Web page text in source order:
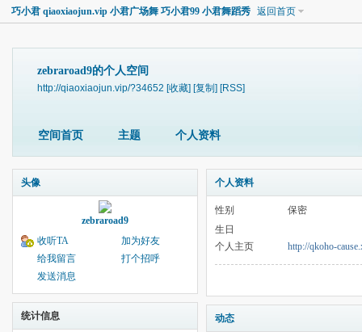
巧小君 qiaoxiaojun.vip 小君广场舞 巧小君99 小君舞蹈秀 返回首页
zebraroad9的个人空间
http://qiaoxiaojun.vip/?34652 [收藏] [复制] [RSS]
空间首页 主题 个人资料
头像
zebraroad9
收听TA
加为好友
给我留言
打个招呼
发送消息
统计信息
个人资料
性别
保密
生日
个人主页
http://qkoho-
动态